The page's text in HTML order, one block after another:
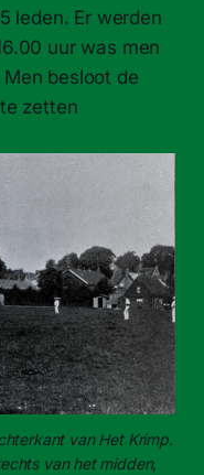
leden. Er werden
uur was men
besloot de
zetten
van Het Krimp.
van het midden,